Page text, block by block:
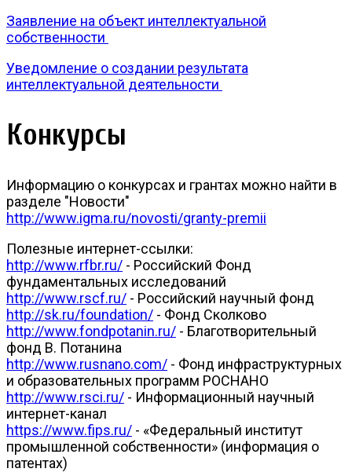
Заявление на объект интеллектуальной
собственности
Уведомление о создании результата
интеллектуальной деятельности
Конкурсы
Информацию о конкурсах и грантах можно найти в
разделе "Новости"
http://www.igma.ru/novosti/granty-premii
Полезные интернет-ссылки:
http://www.rfbr.ru/ - Российский Фонд
фундаментальных исследований
http://www.rscf.ru/ - Российский научный фонд
http://sk.ru/foundation/ - Фонд Сколково
http://www.fondpotanin.ru/ - Благотворительный
фонд В. Потанина
http://www.rusnano.com/ - Фонд инфраструктурных
и образовательных программ РОСНАНО
http://www.rsci.ru/ - Информационный научный
интернет-канал
https://www.fips.ru/ - «Федеральный институт
промышленной собственности» (информация о
патентах)